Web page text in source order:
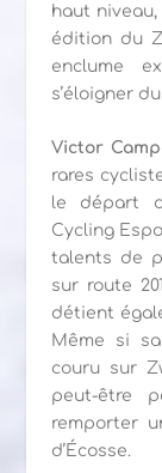
haut
édition du
enclume
s’éloigner
Victor
rares
le départ
Cycling
talents de
sur route
détient
Même si
couru sur
peut-être
remporter
d’Écosse.